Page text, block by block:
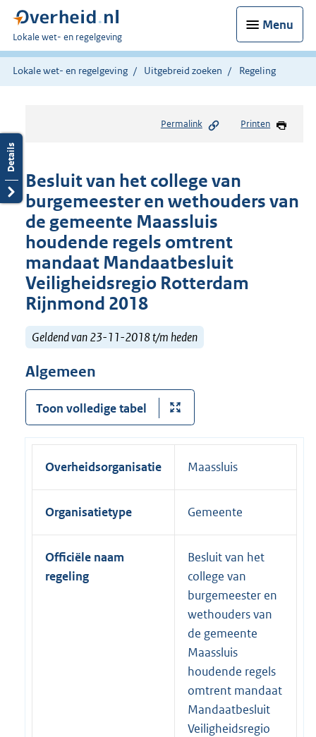
Menu
U
bent
hier:
Lokale wet- en regelgeving
Lokale wet- en regelgeving Uitgebreid zoeken Regeling
Permalink Printen
Besluit van het college van
burgemeester en wethouders van
de gemeente Maassluis
houdende regels omtrent
mandaat Mandaatbesluit
Veiligheidsregio Rotterdam
Rijnmond 2018
Geldend van 23-11-2018 t/m heden
Algemeen
Toon volledige tabel
Overheidsorganisatie Maassluis
Organisatietype Gemeente
Officiële naam
regeling
Besluit van het
college van
burgemeester en
wethouders van
de gemeente
Maassluis
houdende regels
omtrent mandaat
Mandaatbesluit
Veiligheidsregio